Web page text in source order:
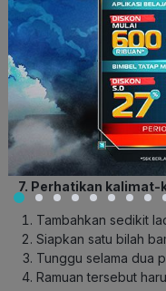
Topik: Teks
Subtopik: Kebahasaan
Level Kognitif: MOTS
7. Perhatikan
Tambahkan sedikit
Siapkan satu bilah
Tunggu selama dua
Ramuan tersebut